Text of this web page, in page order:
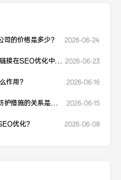
司的价格是多少？ 2026-06-24
接在SEO优化中起 2026-06-23
作用？ 2026-06-16
护措施的关系是什
2026-06-15
优化？ 2026-06-08